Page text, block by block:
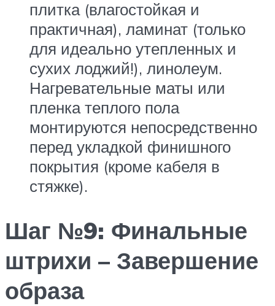
плитка (влагостойкая и
практичная), ламинат (только
для идеально утепленных и
сухих лоджий!), линолеум.
Нагревательные маты или
пленка теплого пола
монтируются непосредственно
перед укладкой финишного
покрытия (кроме кабеля в
стяжке).
Шаг №9: Финальные
штрихи – Завершение
образа